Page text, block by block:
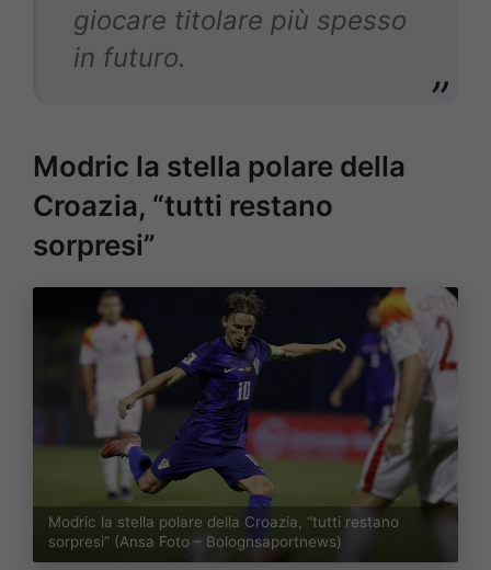
giocare titolare più spesso
in futuro.
Modric la stella polare della
Croazia, “tutti restano
sorpresi”
Modric la stella polare della Croazia, “tutti restano
sorpresi” (Ansa Foto – Bolognsaportnews)